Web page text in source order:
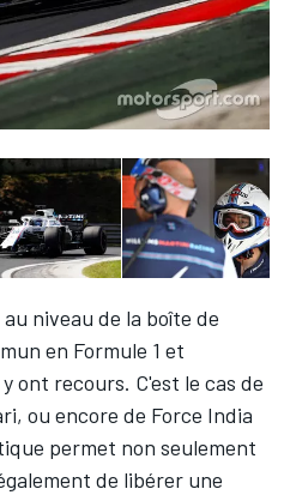
niveau de la boîte de
en Formule 1 et
ont recours. C'est le cas de
ou encore de Force India
permet non seulement
de libérer une